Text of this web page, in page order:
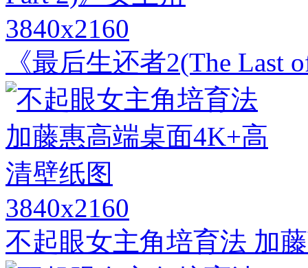
3840x2160
《最后生还者2(The Last
3840x2160
不起眼女主角培育法 加